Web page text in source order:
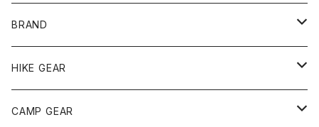
BRAND
andwander
ANOBA
HIKE GEAR
テント、シェルター
CAMP GEAR